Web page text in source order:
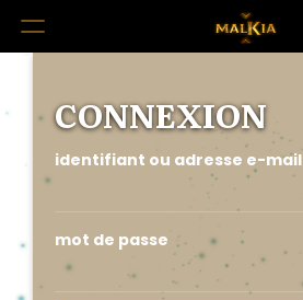
CONNEXION
identifiant ou adresse e-mail
mot de passe